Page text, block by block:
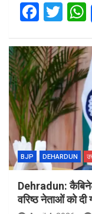
F
ce
b
o
o
k
T
tt
er s
BJP DEHARDUN
Dehradun:
वरिष्ठ नेताओं को दी